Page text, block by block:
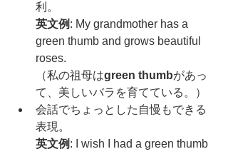
利。
英文例 : My grandmother has a
green thumb and grows beautiful
roses.
（私の祖母はgreen thumbがあっ
て、美しいバラを育てている。）
会話でちょっとした自慢もできる
表現。
英文例 : I wish I had a green thumb